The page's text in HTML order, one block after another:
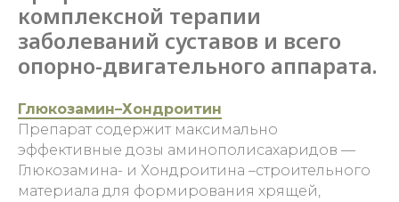
комплексной терапии
заболеваний суставов и всего
опорно-двигательного аппарата.
Глюкозамин–Хондроитин
Препарат содержит максимально
эффективные дозы аминополисахаридов —
Глюкозамина- и Хондроитина –строительного
материала для формирования хрящей,